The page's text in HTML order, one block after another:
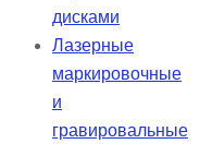
дисками
Лазерные
маркировочные
и
гравировальные